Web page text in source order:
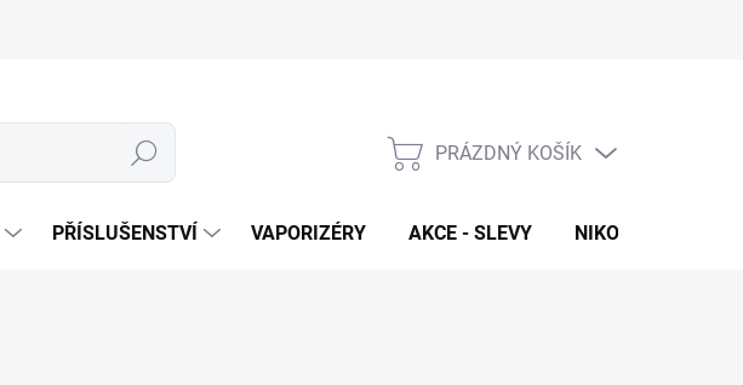
Hledat
NÁKUPNÍ
PRÁZDNÝ KOŠÍK
PŘÍSLUŠENSTVÍ VAPORIZÉRY AKCE - SLEVY NIKOTINOVÉ